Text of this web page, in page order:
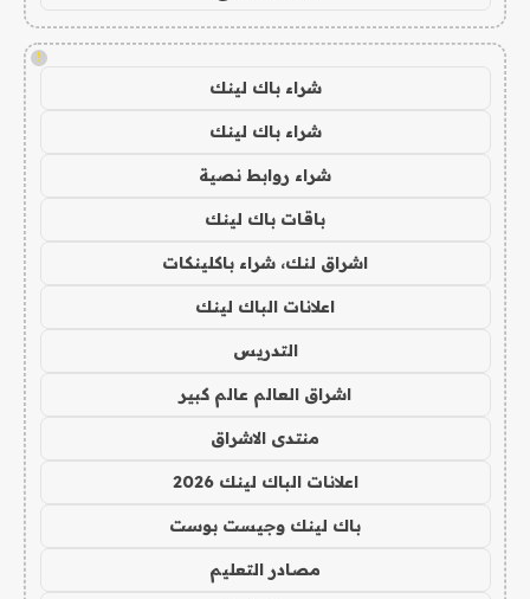
!
شراء باك لينك
شراء باك لينك
شراء روابط نصية
باقات باك لينك
اشراق لنك، شراء باكلينكات
اعلانات الباك لينك
التدريس
اشراق العالم عالم كبير
منتدى الاشراق
اعلانات الباك لينك 2026
باك لينك وجيست بوست
مصادر التعليم